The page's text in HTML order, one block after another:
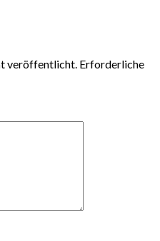
veröffentlicht. Erforderliche